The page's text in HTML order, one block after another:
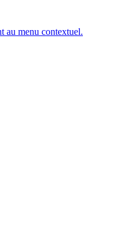
au menu contextuel.